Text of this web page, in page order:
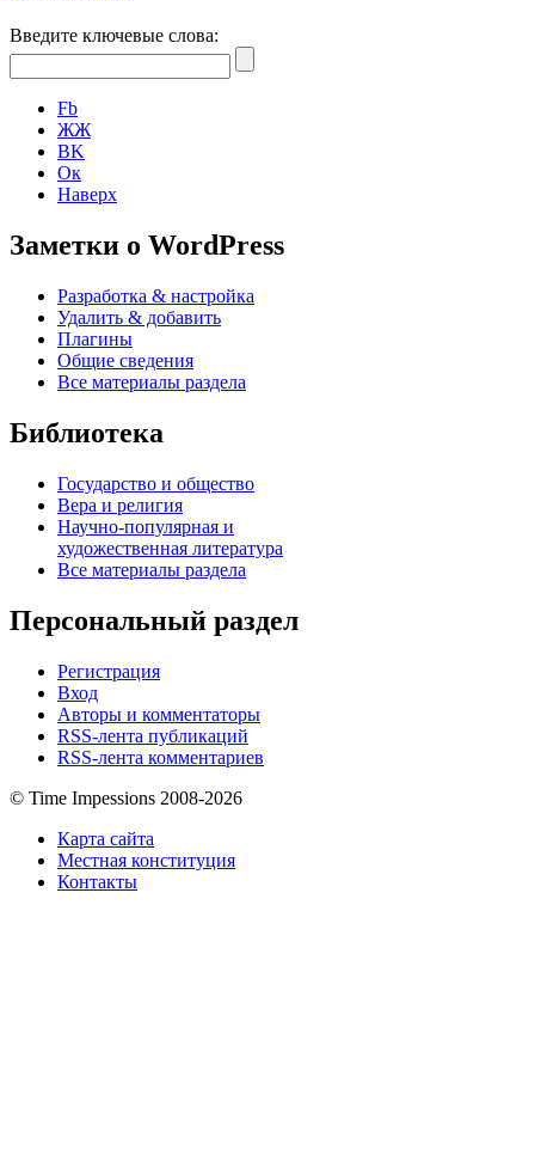
Введите ключевые слова:
Fb
ЖЖ
ВK
Ок
Наверх
Заметки о WordPress
Разработка & настройка
Удалить & добавить
Плагины
Общие сведения
Все материалы раздела
Библиотека
Государство и общество
Вера и религия
Научно-популярная и
художественная литература
Все материалы раздела
Персональный раздел
Регистрация
Вход
Авторы и комментаторы
RSS-лента публикаций
RSS-лента комментариев
© Time Impessions 2008-2026
Карта сайта
Местная конституция
Контакты